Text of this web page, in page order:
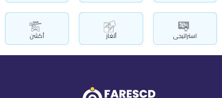
استراتيجى ألغاز أكشن